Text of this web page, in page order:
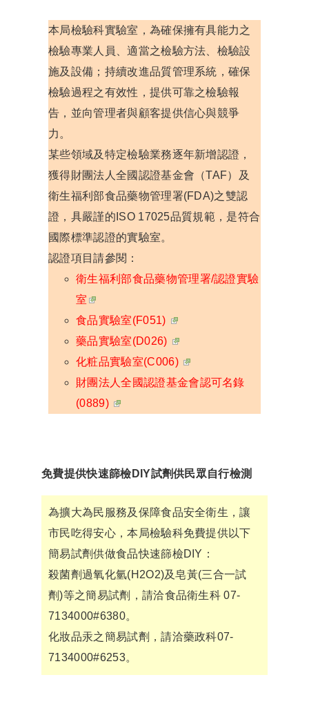
本局檢驗科實驗室，為確保擁有具能力之
檢驗專業人員、適當之檢驗方法、檢驗設
施及設備；持續改進品質管理系統，確保
檢驗過程之有效性，提供可靠之檢驗報
告，並向管理者與顧客提供信心與競爭
力。
某些領域及特定檢驗業務逐年新增認證，
獲得財團法人全國認證基金會（TAF）及
衛生福利部食品藥物管理署(FDA)之雙認
證，具嚴謹的ISO 17025品質規範，是符合
國際標準認證的實驗室。
認證項目請參閱：
衛生福利部食品藥物管理署/認證實驗
室
食品實驗室(F051)
藥品實驗室(D026)
化粧品實驗室(C006)
財團法人全國認證基金會認可名錄
(0889)
免費提供快速篩檢DIY試劑供民眾自行檢測
為擴大為民服務及保障食品安全衛生，讓
市民吃得安心，本局檢驗科免費提供以下
簡易試劑供做食品快速篩檢DIY：
殺菌劑過氧化氫(H2O2)及皂黃(三合一試
劑)等之簡易試劑，請洽食品衛生科 07-
7134000#6380。
化妝品汞之簡易試劑，請洽藥政科07-
7134000#6253。